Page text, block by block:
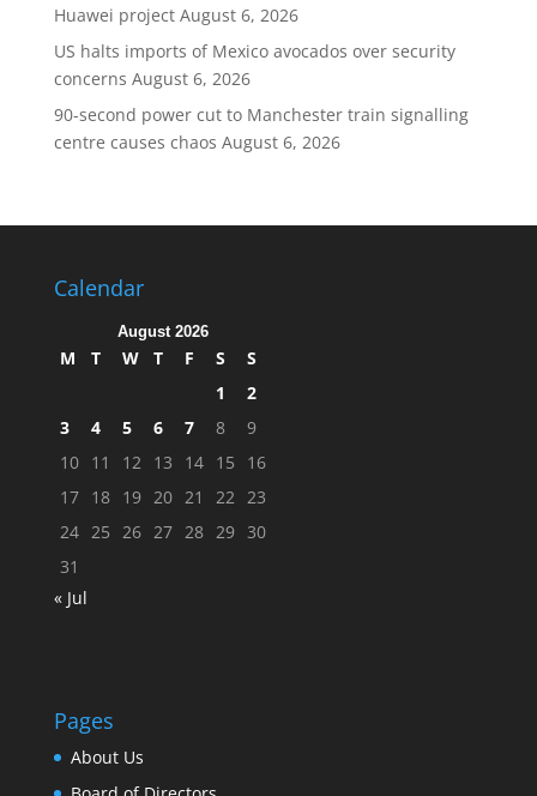
Huawei project August 6, 2026
US halts imports of Mexico avocados over security
concerns August 6, 2026
90-second power cut to Manchester train signalling
centre causes chaos August 6, 2026
Calendar
August 2026
M T W T F S
S
1
2
3
4 5 6 7 8
9
10 11 12 13 14 15
16
17 18 19 20 21 22 23
24 25 26 27 28 29 30
31
« Jul
Pages
About Us